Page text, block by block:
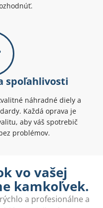
spoľahlivosti
náhradné diely a
Každá oprava je
aby váš spotrebič
problémov.
vo vašej
kamkoľvek.
a profesionálne a